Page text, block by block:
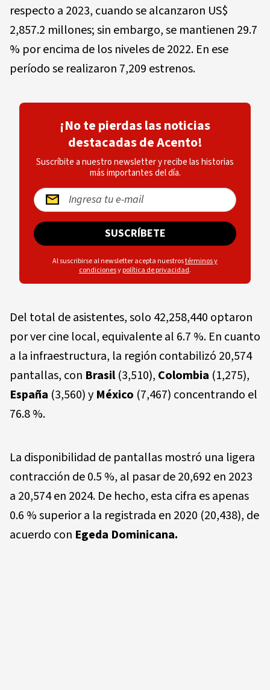
respecto a 2023, cuando se alcanzaron US$
2,857.2 millones; sin embargo, se mantienen 29.7
% por encima de los niveles de 2022. En ese
período se realizaron 7,209 estrenos.
¡No te pierdas las noticias
destacadas de Acento!
Suscríbite a nuestro newsletter y recibe las historias
más importantes del día.
SUSCRÍBETE
Al suscribirse al newsletter acepta nuestrostérminos y
condicionesypolítica de privacidad.
Del total de asistentes, solo 42,258,440 optaron
por ver cine local, equivalente al 6.7 %. En cuanto
a la infraestructura, la región contabilizó 20,574
pantallas, con Brasil(3,510), Colombia (1,275),
España (3,560) y México (7,467) concentrando el
76.8 %.
La disponibilidad de pantallas mostró una ligera
contracción de 0.5 %, al pasar de 20,692 en 2023
a 20,574 en 2024. De hecho, esta cifra es apenas
0.6 % superior a la registrada en 2020 (20,438), de
acuerdo con Egeda Dominicana.